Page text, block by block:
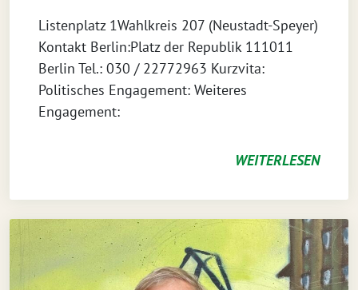
Listenplatz 1Wahlkreis 207 (Neustadt-Speyer)
Kontakt Berlin:Platz der Republik 111011
Berlin Tel.: 030 / 22772963 Kurzvita:
Politisches Engagement: Weiteres
Engagement:
WEITERLESEN